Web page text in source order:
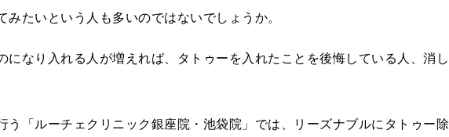
みたいという人も多いのではないでしょうか。
になり入れる人が増えれば、タトゥーを入れたことを後悔している人、消し
う「ルーチェクリニック銀座院・池袋院」では、リーズナブルにタトゥー除